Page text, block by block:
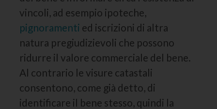
vincoli, ad esempio ipoteche,
pignoramenti ed iscrizioni di altra
natura pregiudizievoli che possono
ridurre il valore commerciale del bene.
Al contrario le visure catastali
consentono, come già detto, di
identificare il bene stesso, quindi la